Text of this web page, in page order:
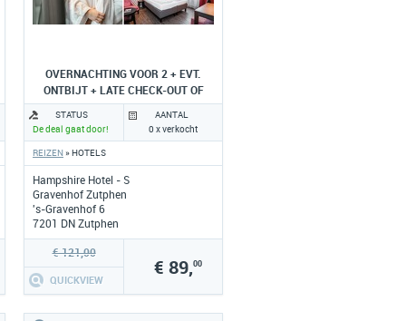
OVERNACHTING VOOR 2 + EVT.
ONTBIJT + LATE CHECK-OUT OF
DINER
Hampshire Hotel - S
Gravenhof Zutphen
's-Gravenhof 6
7201 DN Zutphen
www.hampshire-hotels.com
REIZEN» HOTELS
STATUS
De deal gaat door!
AANTAL
0 x verkocht
€ 121,00
QUICKVIEW
€ 89,00